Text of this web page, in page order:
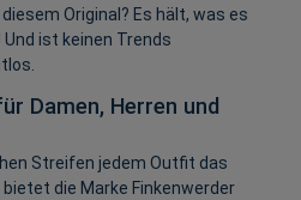
Original? Es hält, was es
ist keinen Trends
Damen, Herren und
Streifen jedem Outfit das
die Marke Finkenwerder